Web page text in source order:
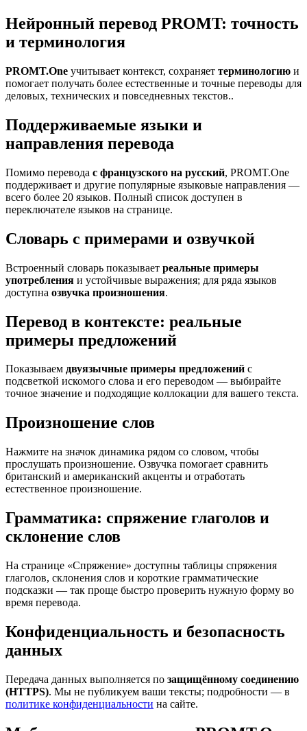
Нейронный перевод PROMT: точность
и терминология
PROMT.One учитывает контекст, сохраняет терминологию и
помогает получать более естественные и точные переводы для
деловых, технических и повседневных текстов..
Поддерживаемые языки и
направления перевода
Помимо перевода с французского на русский, PROMT.One
поддерживает и другие популярные языковые направления —
всего более 20 языков. Полный список доступен в
переключателе языков на странице.
Словарь с примерами и озвучкой
Встроенный словарь показывает реальные примеры
употребления и устойчивые выражения; для ряда языков
доступна озвучка произношения.
Перевод в контексте: реальные
примеры предложений
Показываем двуязычные примеры предложений с
подсветкой искомого слова и его переводом — выбирайте
точное значение и подходящие коллокации для вашего текста.
Произношение слов
Нажмите на значок динамика рядом со словом, чтобы
прослушать произношение. Озвучка помогает сравнить
британский и американский акценты и отработать
естественное произношение.
Грамматика: спряжение глаголов и
склонение слов
На странице «Спряжение» доступны таблицы спряжения
глаголов, склонения слов и короткие грамматические
подсказки — так проще быстро проверить нужную форму во
время перевода.
Конфиденциальность и безопасность
данных
Передача данных выполняется по защищённому соединению
(HTTPS). Мы не публикуем ваши тексты; подробности — в
политике конфиденциальности на сайте.